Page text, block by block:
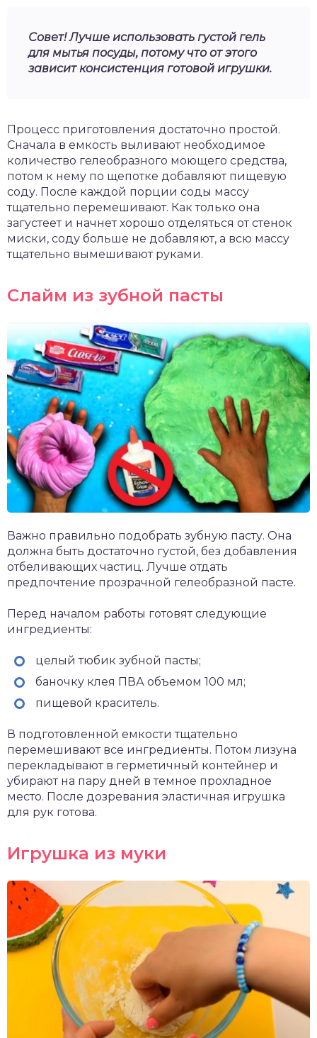
Совет! Лучше использовать густой гель
для мытья посуды, потому что от этого
зависит консистенция готовой игрушки.
Процесс приготовления достаточно простой.
Сначала в емкость выливают необходимое
количество гелеобразного моющего средства,
потом к нему по щепотке добавляют пищевую
соду. После каждой порции соды массу
тщательно перемешивают. Как только она
загустеет и начнет хорошо отделяться от стенок
миски, соду больше не добавляют, а всю массу
тщательно вымешивают руками.
Слайм из зубной пасты
Важно правильно подобрать зубную пасту. Она
должна быть достаточно густой, без добавления
отбеливающих частиц. Лучше отдать
предпочтение прозрачной гелеобразной пасте.
Перед началом работы готовят следующие
ингредиенты:
целый тюбик зубной пасты;
баночку клея ПВА объемом 100 мл;
пищевой краситель.
В подготовленной емкости тщательно
перемешивают все ингредиенты. Потом лизуна
перекладывают в герметичный контейнер и
убирают на пару дней в темное прохладное
место. После дозревания эластичная игрушка
для рук готова.
Игрушка из муки